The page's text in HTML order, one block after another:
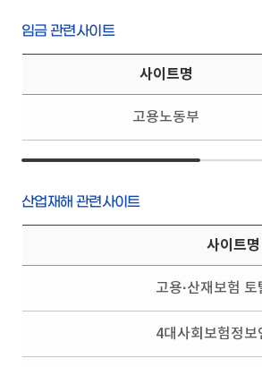
임금 관련사이트
사이트명
고용노동부
산업재해 관련사이트
사이트명
고용·산재보험 토
4대사회보험정보